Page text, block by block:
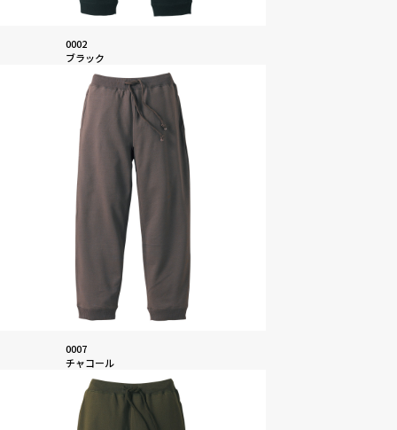
0002
ブラック
0007
チャコール